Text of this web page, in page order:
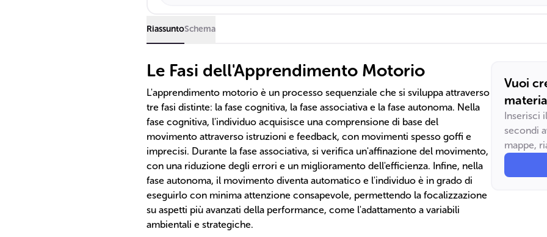
RiassuntoSchema
Le Fasi dell'Apprendimento Motorio
L'apprendimento motorio è un processo sequenziale che si sviluppa attraverso
tre fasi distinte: la fase cognitiva, la fase associativa e la fase autonoma. Nella
fase cognitiva, l'individuo acquisisce una comprensione di base del
movimento attraverso istruzioni e feedback, con movimenti spesso goffi e
imprecisi. Durante la fase associativa, si verifica un'affinazione del movimento,
con una riduzione degli errori e un miglioramento dell'efficienza. Infine, nella
fase autonoma, il movimento diventa automatico e l'individuo è in grado di
eseguirlo con minima attenzione consapevole, permettendo la focalizzazione
su aspetti più avanzati della performance, come l'adattamento a variabili
ambientali e strategiche.
Vuoi
Inserisci
secondi
mappe,